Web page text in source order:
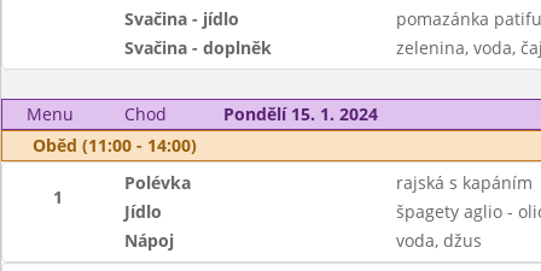
Svačina - jídlo
pomazánka
Svačina - doplněk
zelenina, voda,
Menu Chod
Pondělí 15. 1. 2024
Oběd (11:00 - 14:00)
1
Polévka
rajská s kapáním
Jídlo
špagety aglio -
Nápoj
voda, džus